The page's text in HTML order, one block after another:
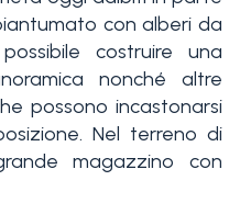
con alberi da
costruire una
nonché altre
possono incastonarsi
Nel terreno di
magazzino con